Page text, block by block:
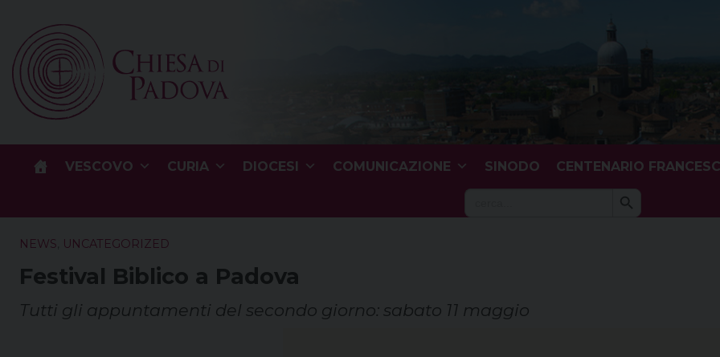
content
VESCOVO CURIA DIOCESI COMUNICAZIONE SINODO CENTENARIO
Search Search Button
NEWS UNCATEGORIZED
Festival Biblico a Padova
Tutti gli appuntamenti del secondo giorno: sabato 11 maggio